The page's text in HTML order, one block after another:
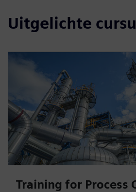
Uitgelichte
Training for Process